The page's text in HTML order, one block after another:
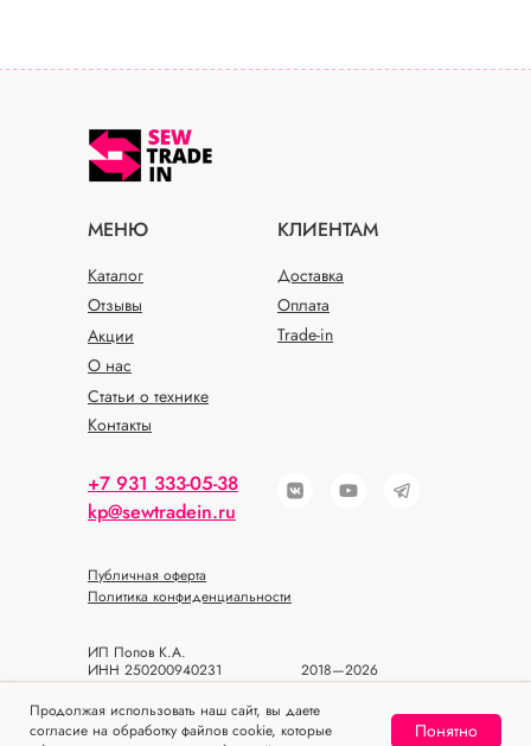
Продолжая использовать наш сайт, вы даете
согласие на обработку файлов cookie, которые
Понятно
МЕНЮ КЛИЕНТАМ
Каталог
О нас
Доставка
Статьи о технике
Оплата
Отзывы
Акции
Контакты
Trade-in
+7 931 333-05-38
kp@sewtradein.ru
ИП Попов К.А.
ИНН 250200940231
ОГРН 318784700393933
Политика конфиденциальности
Публичная оферта
2018—2026
© SEWTRADEIN